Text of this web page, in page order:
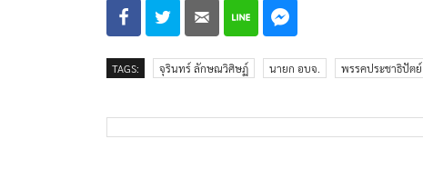
TAGS: จุรินทร์ ลักษณวิศิษฏ์ นายก อบจ. พรรคประชาธิปัตย์